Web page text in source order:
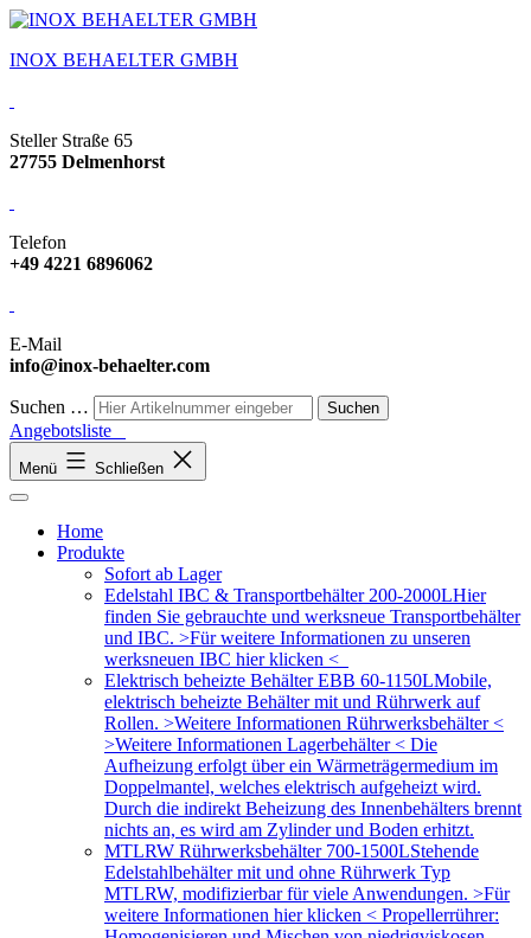
INOX BEHAELTER GMBH
Steller Straße 65
27755 Delmenhorst
Telefon
+49 4221 6896062
E-Mail
info@inox-behaelter.com
Suchen …
Angebotsliste
Menü Schließen
Home
Produkte
Sofort ab Lager
Edelstahl IBC & Transportbehälter 200-2000LHier
finden Sie gebrauchte und werksneue Transportbehälter
und IBC. >Für weitere Informationen zu unseren
werksneuen IBC hier klicken <
Elektrisch beheizte Behälter EBB 60-1150LMobile,
elektrisch beheizte Behälter mit und Rührwerk auf
Rollen. >Weitere Informationen Rührwerksbehälter <
>Weitere Informationen Lagerbehälter < Die
Aufheizung erfolgt über ein Wärmeträgermedium im
Doppelmantel, welches elektrisch aufgeheizt wird.
Durch die indirekt Beheizung des Innenbehälters brennt
nichts an, es wird am Zylinder und Boden erhitzt.
MTLRW Rührwerksbehälter 700-1500LStehende
Edelstahlbehälter mit und ohne Rührwerk Typ
MTLRW, modifizierbar für viele Anwendungen. >Für
weitere Informationen hier klicken < Propellerrührer: